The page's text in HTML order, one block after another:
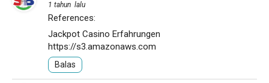
1 tahun lalu
References:
Jackpot Casino Erfahrungen
https://s3.amazonaws.com
Balas